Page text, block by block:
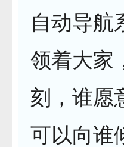
自动导航
领着大家
刻，谁愿
可以向谁